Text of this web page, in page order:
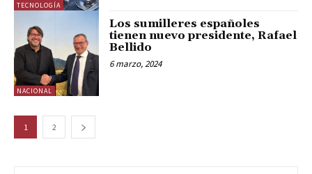
TECNOLOGÍA
NACIONAL
Los sumilleres españoles
tienen nuevo presidente, Rafael
Bellido
6 marzo, 2024
1 2